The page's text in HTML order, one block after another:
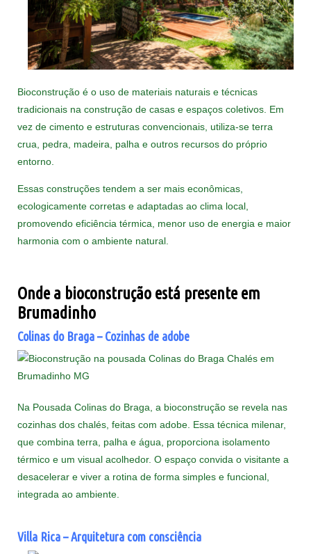
Bioconstrução é o uso de materiais naturais e técnicas
tradicionais na construção de casas e espaços coletivos. Em
vez de cimento e estruturas convencionais, utiliza-se terra
crua, pedra, madeira, palha e outros recursos do próprio
entorno.
Essas construções tendem a ser mais econômicas,
ecologicamente corretas e adaptadas ao clima local,
promovendo eficiência térmica, menor uso de energia e maior
harmonia com o ambiente natural.
Onde a bioconstrução está presente em
Brumadinho
Colinas do Braga – Cozinhas de adobe
Na Pousada Colinas do Braga, a bioconstrução se revela nas
cozinhas dos chalés, feitas com adobe. Essa técnica milenar,
que combina terra, palha e água, proporciona isolamento
térmico e um visual acolhedor. O espaço convida o visitante a
desacelerar e viver a rotina de forma simples e funcional,
integrada ao ambiente.
Villa Rica – Arquitetura com consciência